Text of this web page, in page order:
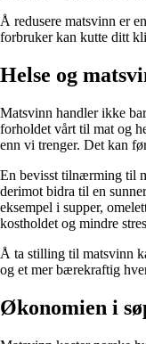
Å redusere matsvinn er
forbruker kan kutte ditt
Helse og
Matsvinn handler ikke
forholdet vårt til mat og
enn vi trenger. Det kan
En bevisst tilnærming til
derimot bidra til en
eksempel i supper,
kostholdet og mindre
Å ta stilling til matsvinn
og et mer bærekraftig
Økonomien i